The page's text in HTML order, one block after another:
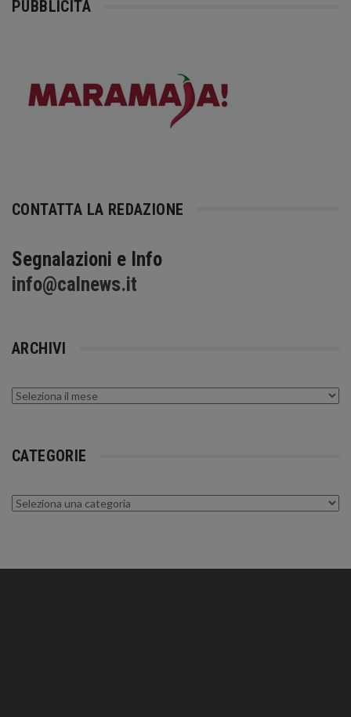
PUBBLICITÀ
CONTATTA LA REDAZIONE
Segnalazioni e Info
info@calnews.it
ARCHIVI
Archivi
CATEGORIE
Categorie